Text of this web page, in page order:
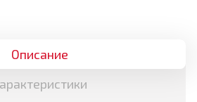
Описание